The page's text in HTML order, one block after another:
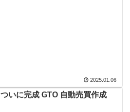
2025.01.06
ついに完成 GTO 自動売買作成